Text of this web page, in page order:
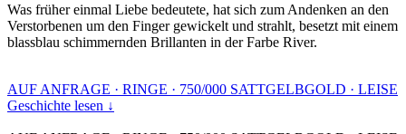
Was früher einmal Liebe bedeutete, hat sich zum Andenken an den
Verstorbenen um den Finger gewickelt und strahlt, besetzt mit einem
blassblau schimmernden Brillanten in der Farbe River.
AUF ANFRAGE · RINGE · 750/000 SATTGELBGOLD · LEISE
Geschichte lesen ↓